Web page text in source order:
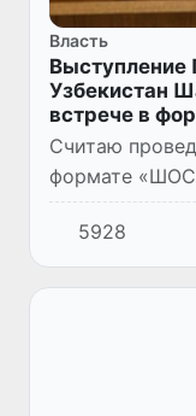
Власть
Выступление
Узбекистан
встрече в
Считаю
формате «ШОС
никогда
доверия,
5928